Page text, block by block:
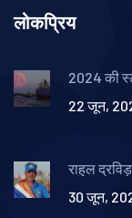
लोकप्रिय
2024 की
22 जून,
राहुल
30 जून,